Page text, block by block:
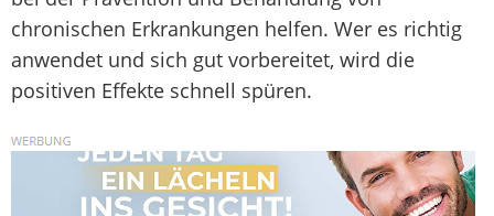
chronischen Erkrankungen helfen. Wer es richtig
anwendet und sich gut vorbereitet, wird die
positiven Effekte schnell spüren.